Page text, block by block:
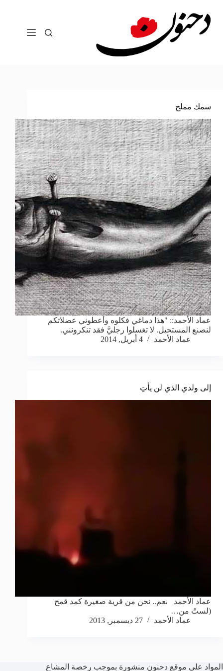
المحتوى
سمك مملح
عماد الأحمد:: "هذا دماغي فكلوه وأعطوني عضلاتكم
لنصنع المستحيل. لا تغسلوا رجليَّ فقد تنكرونني.
عماد الأحمد
4 أبريل, 2014
إلى ولدي الذي لن يأتِ
عماد الأحمد نعم.. نحن من قرية صغيرة كمد قمح
(لستُ من…
عماد الأحمد
27 ديسمبر, 2013
المواد على موقع دحنون منشورة بموجب رخصة المشاع